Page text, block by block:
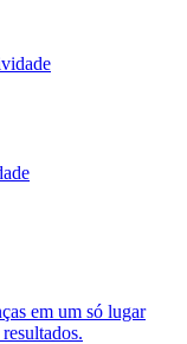
em um só lugar